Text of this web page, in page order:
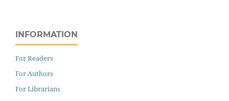
INFORMATION
For Readers
For Authors
For Librarians